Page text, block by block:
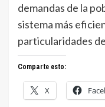
demandas de la
sistema más
particularidades
Comparte esto:
X